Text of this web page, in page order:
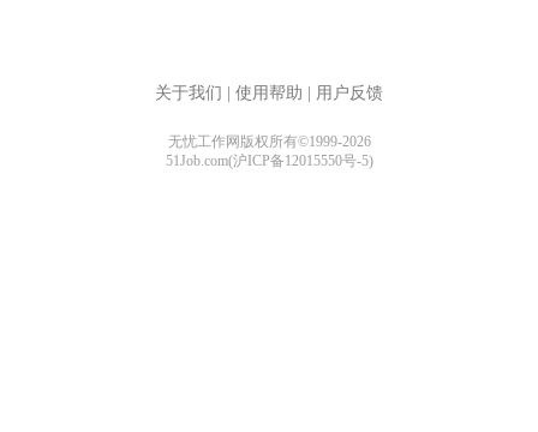
关于我们 使用帮助 用户反馈
无忧工作网版权所有©1999-2026
51Job.com(沪ICP备12015550号-5)